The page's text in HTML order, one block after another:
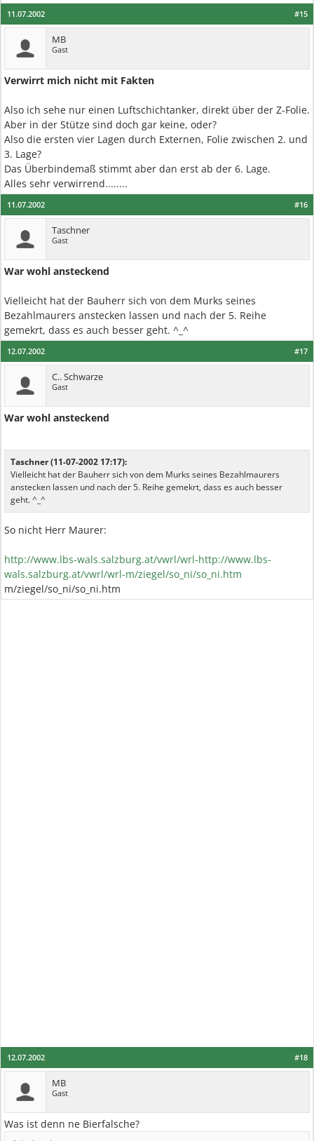
#15
11.07.2002
MB
Gast
Verwirrt mich nicht mit Fakten
Also ich sehe nur einen Luftschichtanker, direkt über der Z-Folie.
Aber in der Stütze sind doch gar keine, oder?
Also die ersten vier Lagen durch Externen, Folie zwischen 2. und
3. Lage?
Das Überbindemaß stimmt aber dan erst ab der 6. Lage.
Alles sehr verwirrend........
#16
11.07.2002
Taschner
Gast
War wohl ansteckend
Vielleicht hat der Bauherr sich von dem Murks seines
Bezahlmaurers anstecken lassen und nach der 5. Reihe
gemekrt, dass es auch besser geht. ^_^
#17
12.07.2002
C.. Schwarze
Gast
War wohl ansteckend
Taschner (11-07-2002 17:17):
Vielleicht hat der Bauherr sich von dem Murks seines Bezahlmaurers
anstecken lassen und nach der 5. Reihe gemekrt, dass es auch besser
geht. ^_^
So nicht Herr Maurer:
http://www.lbs-wals.salzburg.at/vwrl/wrl-http://www.lbs-
wals.salzburg.at/vwrl/wrl-m/ziegel/so_ni/so_ni.htm
m/ziegel/so_ni/so_ni.htm
#18
12.07.2002
MB
Gast
Was ist denn ne Bierfalsche?